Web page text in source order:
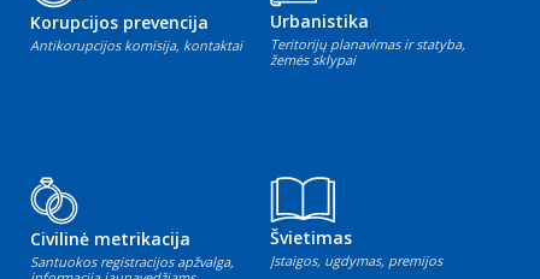
Korupcijos prevencija
Antikorupcijos komisija, kontaktai
Urbanistika
Teritorijų planavimas ir statyba,
žemės sklypai
Civilinė metrikacija
Santuokos registracijos apžvalga,
Švietimas
Įstaigos, ugdymas, premijos